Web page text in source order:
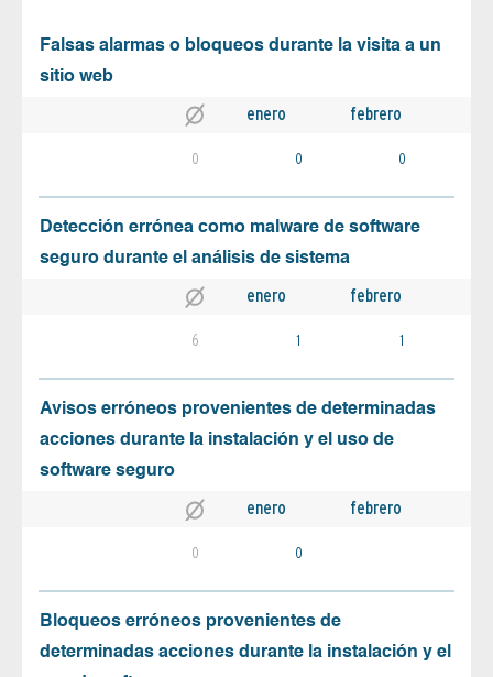
Falsas alarmas o bloqueos durante la visita a un
sitio web
enero febrero
0 0 0
Detección errónea como malware de software
seguro durante el análisis de sistema
enero febrero
6 1 1
Avisos erróneos provenientes de determinadas
acciones durante la instalación y el uso de
software seguro
enero febrero
0 0
Bloqueos erróneos provenientes de
determinadas acciones durante la instalación y el